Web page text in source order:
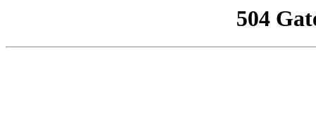
504